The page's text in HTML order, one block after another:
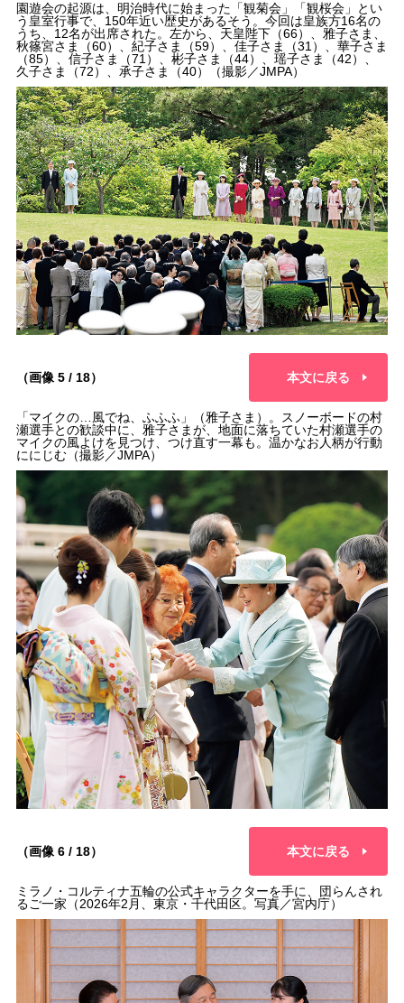
園遊会の起源は、明治時代に始まった「観菊会」「観桜会」とい
う皇室行事で、150年近い歴史があるそう。今回は皇族方16名の
うち、12名が出席された。左から、天皇陛下（66）、雅子さま、
秋篠宮さま（60）、紀子さま（59）、佳子さま（31）、華子さま
（85）、信子さま（71）、彬子さま（44）、瑶子さま（42）、
久子さま（72）、承子さま（40）（撮影／JMPA）
（画像 5 / 18） 本文に戻る
「マイクの…風でね、ふふふ」（雅子さま）。スノーボードの村
瀬選手との歓談中に、雅子さまが、地面に落ちていた村瀬選手の
マイクの風よけを見つけ、つけ直す一幕も。温かなお人柄が行動
ににじむ（撮影／JMPA）
（画像 6 / 18） 本文に戻る
ミラノ・コルティナ五輪の公式キャラクターを手に、団らんされ
るご一家（2026年2月、東京・千代田区。写真／宮内庁）